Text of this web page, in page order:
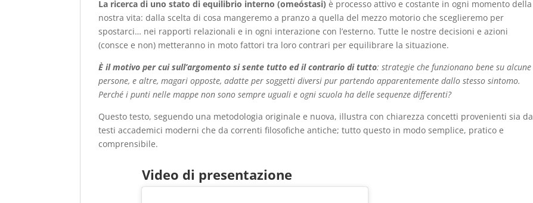
La ricerca di uno stato di equilibrio interno (omeóstasi) è processo attivo e costante in ogni momento della
nostra vita: dalla scelta di cosa mangeremo a pranzo a quella del mezzo motorio che sceglieremo per
spostarci… nei rapporti relazionali e in ogni interazione con l’esterno. Tutte le nostre decisioni e azioni
(consce e non) metteranno in moto fattori tra loro contrari per equilibrare la situazione.
È il motivo per cui sull’argomento si sente tutto ed il contrario di tutto: strategie che funzionano bene su alcune
persone, e altre, magari opposte, adatte per soggetti diversi pur partendo apparentemente dallo stesso sintomo.
Perché i punti nelle mappe non sono sempre uguali e ogni scuola ha delle sequenze differenti?
Questo testo, seguendo una metodologia originale e nuova, illustra con chiarezza concetti provenienti sia da
testi accademici moderni che da correnti filosofiche antiche; tutto questo in modo semplice, pratico e
comprensibile.
Video di presentazione